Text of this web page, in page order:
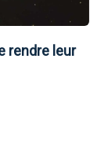
rendre leur